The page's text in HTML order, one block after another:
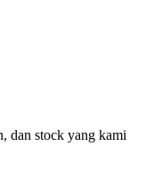
dan stock yang kami